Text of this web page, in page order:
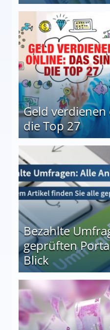
Geld
die Top 27
Bezahlte
geprüften
Blick
auf einen Blick